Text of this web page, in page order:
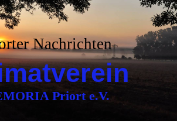
Nachrichten
Priort e.V.